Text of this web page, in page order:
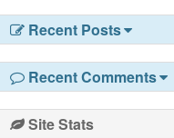
Recent Posts
Recent Comments
Site Stats